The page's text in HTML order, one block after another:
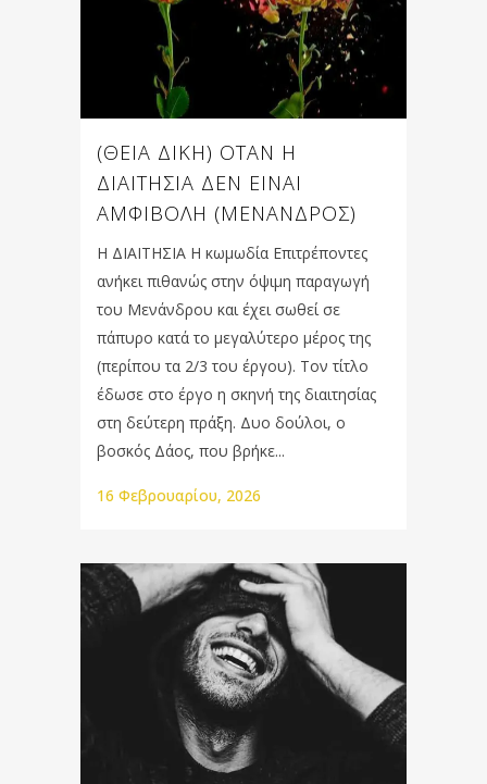
(ΘΕΙΑ ΔΙΚΗ) ΟΤΑΝ Η
ΔΙΑΙΤΗΣΙΑ ΔΕΝ ΕΙΝΑΙ
ΑΜΦΙΒΟΛΗ (ΜΕΝΑΝΔΡΟΣ)
Η ΔΙΑΙΤΗΣΙΑ Η κωμωδία Επιτρέποντες
ανήκει πιθανώς στην όψιμη παραγωγή
του Μενάνδρου και έχει σωθεί σε
πάπυρο κατά το μεγαλύτερο μέρος της
(περίπου τα 2/3 του έργου). Τον τίτλο
έδωσε στο έργο η σκηνή της διαιτησίας
στη δεύτερη πράξη. Δυο δούλοι, ο
βοσκός Δάος, που βρήκε...
16 Φεβρουαρίου, 2026